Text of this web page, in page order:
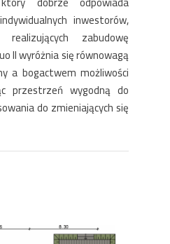
inwestorów,
zabudowę
II wyróżnia się równowagą
a bogactwem możliwości
przestrzeń wygodną do
do zmieniających się